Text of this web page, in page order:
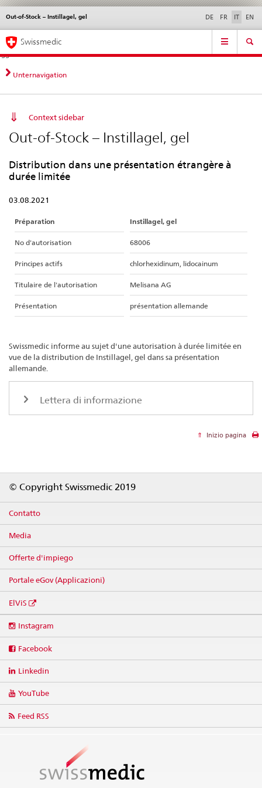
Navigazione
diretta:
novità,
aspetti
contatto
Novità &
norme
Contatto | Supporto &
aiuto
Out-of-Stock – Instillagel, gel DE FR IT EN
Service
Navigation
Swissmedic
Unternavigation
Context sidebar
Out-of-Stock – Instillagel, gel
Distribution dans une présentation étrangère à
durée limitée
03.08.2021
Préparation Instillagel, gel
No d'autorisation 68006
Principes actifs chlorhexidinum, lidocainum
Titulaire de l'autorisation Melisana AG
Présentation présentation allemande
Swissmedic informe au sujet d'une autorisation à durée limitée en
vue de la distribution de Instillagel, gel dans sa présentation
allemande.
Lettera di informazione
Inizio pagina
© Copyright Swissmedic 2019
Contatto
Media
Offerte d'impiego
Portale eGov (Applicazioni)
ElViS
media
Instagram
Facebook
Linkedin
YouTube
Feed RSS